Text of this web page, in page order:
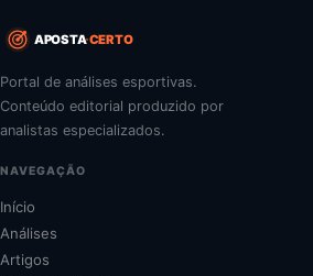
APOSTACERTO
Portal de análises esportivas.
Conteúdo editorial produzido por
analistas especializados.
NAVEGAÇÃO
Início
Análises
Artigos